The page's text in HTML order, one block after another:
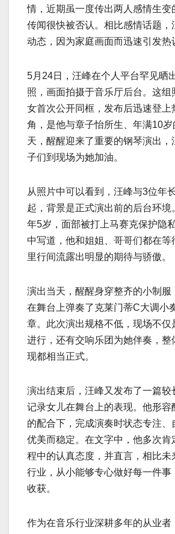
情，近期虽一度传出两人感情生变
传闻很快被否认。相比感情话题，
动态，因为家庭画面而迅速引发热
5月24日，汪峰在个人平台罕见晒
照，画面拍摄于音乐厅后台。这组
女首次公开同框，发布后迅速登上
角，是他与章子怡所生、年满10岁
天，醒醒迎来了重要的钢琴演出，
子们到现场为她加油。
从照片中可以看到，汪峰与3位年
起，背景是正式演出前的后台环境
年5岁，面部被打上马赛克保护隐
中写道，他和姐姐、哥哥们都在等
里行间流露出明显的期待与骄傲。
演出当天，醒醒身穿整齐的小制服
在舞台上弹奏了克莱门蒂C大调小
章。此次演出规格不低，现场不仅
进行，还有交响乐团为她伴奏，整
现都相当正式。
演出结束后，汪峰又发布了一篇较
记录女儿在舞台上的表现。他形容
的配合下，完成演奏时状态专注、
优美而稳定。在文字中，他多次肯
程中的认真态度，并直言，相比未
行业，从小能够专心做好每一件事
收获。
作为在音乐行业深耕多年的从业者